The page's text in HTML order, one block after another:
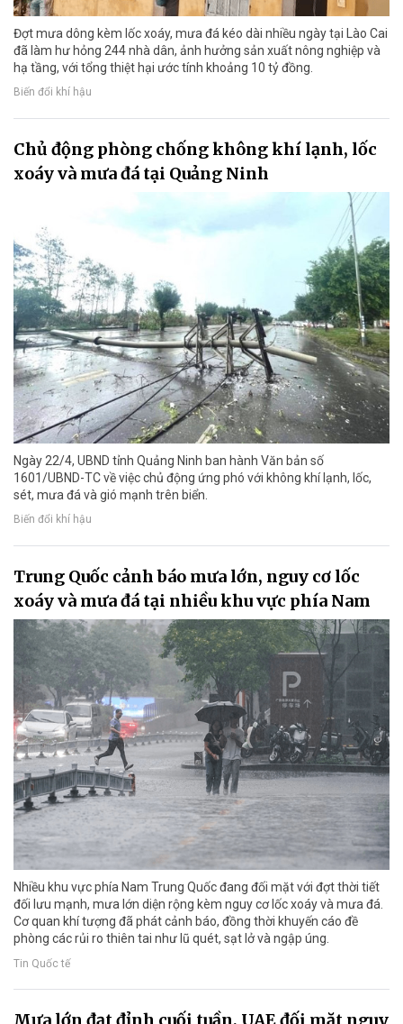
Đợt mưa dông kèm lốc xoáy, mưa đá kéo dài nhiều ngày tại Lào Cai
đã làm hư hỏng 244 nhà dân, ảnh hưởng sản xuất nông nghiệp và
hạ tầng, với tổng thiệt hại ước tính khoảng 10 tỷ đồng.
Biến đổi khí hậu
Chủ động phòng chống không khí lạnh, lốc
xoáy và mưa đá tại Quảng Ninh
Ngày 22/4, UBND tỉnh Quảng Ninh ban hành Văn bản số
1601/UBND-TC về việc chủ động ứng phó với không khí lạnh, lốc,
sét, mưa đá và gió mạnh trên biển.
Biến đổi khí hậu
Trung Quốc cảnh báo mưa lớn, nguy cơ lốc
xoáy và mưa đá tại nhiều khu vực phía Nam
Nhiều khu vực phía Nam Trung Quốc đang đối mặt với đợt thời tiết
đối lưu mạnh, mưa lớn diện rộng kèm nguy cơ lốc xoáy và mưa đá.
Cơ quan khí tượng đã phát cảnh báo, đồng thời khuyến cáo đề
phòng các rủi ro thiên tai như lũ quét, sạt lở và ngập úng.
Tin Quốc tế